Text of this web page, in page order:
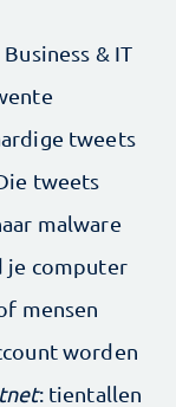
& IT
tweets
tweets
malware
je computer
mensen
worden
: tientallen